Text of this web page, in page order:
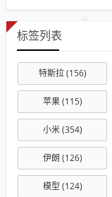
标签列表
特斯拉(156)
苹果(115)
小米(354)
伊朗 (126)
模型 (124)